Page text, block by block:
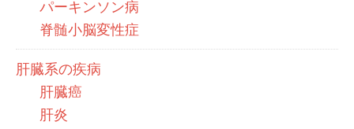
パーキンソン病
脊髄小脳変性症
肝臓系の疾病
肝臓癌
肝炎